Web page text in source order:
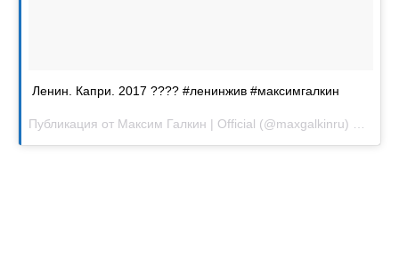
Ленин. Капри. 2017 ???? #ленинжив #максимгалкин
Публикация от Максим Галкин | Official (@maxgalkinru)
Сен 7